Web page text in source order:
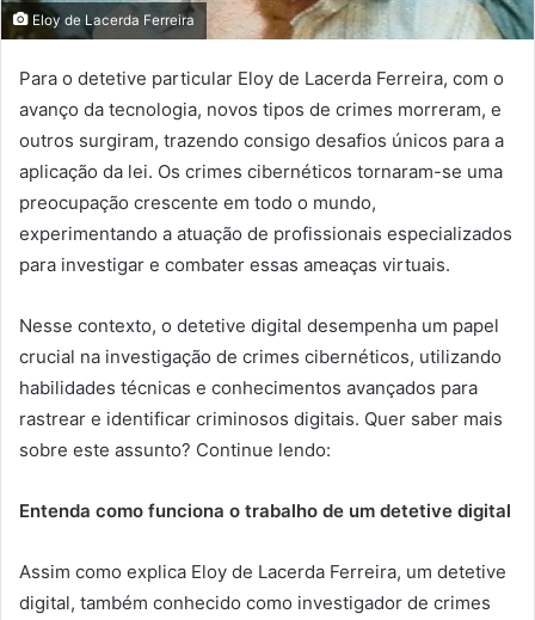
Eloy de Lacerda Ferreira
Para o detetive particular Eloy de Lacerda Ferreira, com o
avanço da tecnologia, novos tipos de crimes morreram, e
outros surgiram, trazendo consigo desafios únicos para a
aplicação da lei. Os crimes cibernéticos tornaram-se uma
preocupação crescente em todo o mundo,
experimentando a atuação de profissionais especializados
para investigar e combater essas ameaças virtuais.
Nesse contexto, o detetive digital desempenha um papel
crucial na investigação de crimes cibernéticos, utilizando
habilidades técnicas e conhecimentos avançados para
rastrear e identificar criminosos digitais. Quer saber mais
sobre este assunto? Continue lendo:
Entenda como funciona o trabalho de um detetive digital
Assim como explica Eloy de Lacerda Ferreira, um detetive
digital, também conhecido como investigador de crimes